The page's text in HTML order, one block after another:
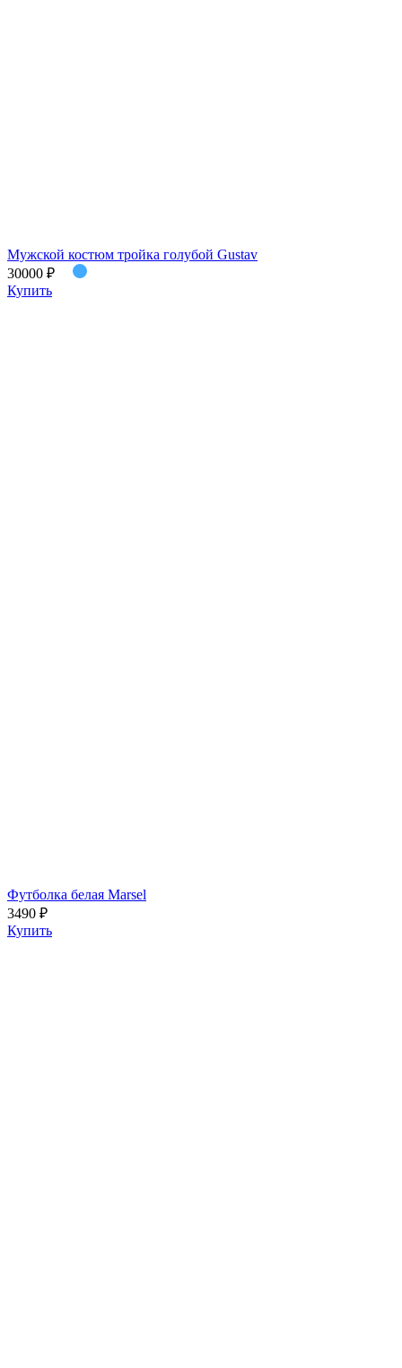
Мужской костюм тройка голубой Gustav
30000 ₽
Купить
Футболка белая Marsel
3490 ₽
Купить